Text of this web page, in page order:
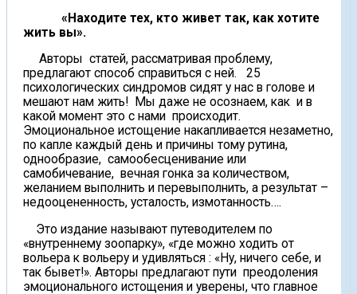
«Находите тех, кто живет так, как хотите
жить вы».
Авторы статей, рассматривая проблему,
предлагают способ справиться с ней. 25
психологических синдромов сидят у нас в голове и
мешают нам жить! Мы даже не осознаем, как и в
какой момент это с нами происходит.
Эмоциональное истощение накапливается незаметно,
по капле каждый день и причины тому рутина,
однообразие, самообесценивание или
самобичевание, вечная гонка за количеством,
желанием выполнить и перевыполнить, а результат –
недооцененность, усталость, измотанность….
Это издание называют путеводителем по
«внутреннему зоопарку», «где можно ходить от
вольера к вольеру и удивляться : «Ну, ничего себе, и
так бывет!». Авторы предлагают пути преодоления
эмоционального истощения и уверены, что главное